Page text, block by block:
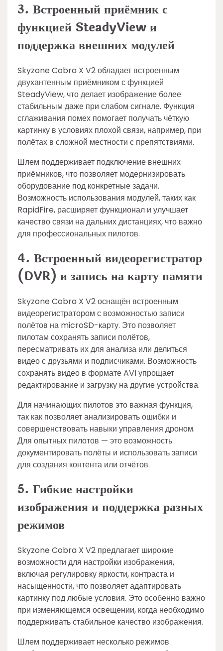
3. Встроенный приёмник с
функцией SteadyView и
поддержка внешних модулей
Skyzone Cobra X V2 обладает встроенным
двухантенным приёмником с функцией
SteadyView, что делает изображение более
стабильным даже при слабом сигнале. Функция
сглаживания помех помогает получать чёткую
картинку в условиях плохой связи, например, при
полётах в сложной местности с препятствиями.
Шлем поддерживает подключение внешних
приёмников, что позволяет модернизировать
оборудование под конкретные задачи.
Возможность использования модулей, таких как
RapidFire, расширяет функционал и улучшает
качество связи на дальних дистанциях, что важно
для профессиональных пилотов.
4. Встроенный видеорегистратор
(DVR) и запись на карту памяти
Skyzone Cobra X V2 оснащён встроенным
видеорегистратором с возможностью записи
полётов на microSD-карту. Это позволяет
пилотам сохранять записи полётов,
пересматривать их для анализа или делиться
видео с друзьями и подписчиками. Возможность
сохранять видео в формате AVI упрощает
редактирование и загрузку на другие устройства.
Для начинающих пилотов это важная функция,
так как позволяет анализировать ошибки и
совершенствовать навыки управления дроном.
Для опытных пилотов — это возможность
документировать полёты и использовать записи
для создания контента или отчётов.
5. Гибкие настройки
изображения и поддержка разных
режимов
Skyzone Cobra X V2 предлагает широкие
возможности для настройки изображения,
включая регулировку яркости, контраста и
насыщенности, что позволяет адаптировать
картинку под любые условия. Это особенно важно
при изменяющемся освещении, когда необходимо
поддерживать стабильное качество изображения.
Шлем поддерживает несколько режимов